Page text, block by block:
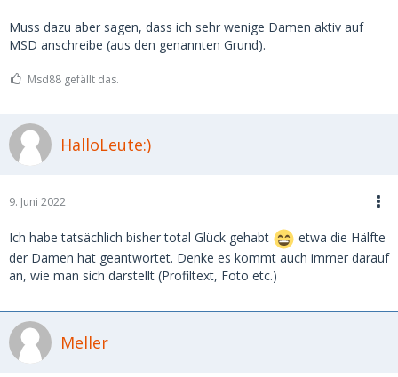
Muss dazu aber sagen, dass ich sehr wenige Damen aktiv auf
MSD anschreibe (aus den genannten Grund).
Msd88 gefällt das.
HalloLeute:)
9. Juni 2022
Ich habe tatsächlich bisher total Glück gehabt
etwa die Hälfte
der Damen hat geantwortet. Denke es kommt auch immer darauf
an, wie man sich darstellt (Profiltext, Foto etc.)
Meller